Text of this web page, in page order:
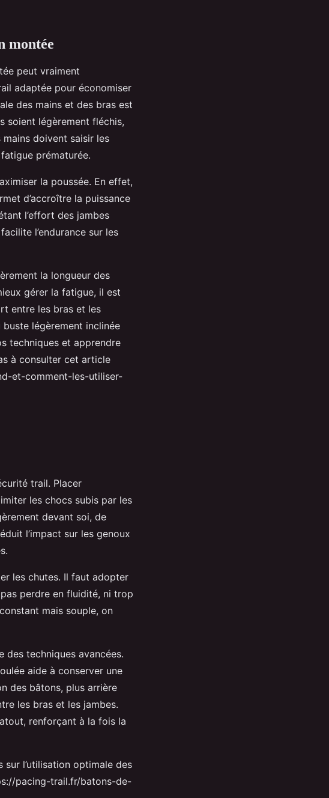
montée
peut vraiment
adaptée pour économiser
des mains et des bras est
soient légèrement fléchis,
doivent saisir les
prématurée.
la poussée. En effet,
d’accroître la puissance
l’effort des jambes
l’endurance sur les
la longueur des
gérer la fatigue, il est
entre les bras et les
légèrement inclinée
techniques et apprendre
à consulter cet article
et-comment-les-utiliser-
trail. Placer
les chocs subis par les
devant soi, de
l’impact sur les genoux
les chutes. Il faut adopter
perdre en fluidité, ni trop
mais souple, on
techniques avancées.
aide à conserver une
des bâtons, plus arrière
les bras et les jambes.
renforçant à la fois la
l’utilisation optimale des
pacing-trail.fr/batons-de-